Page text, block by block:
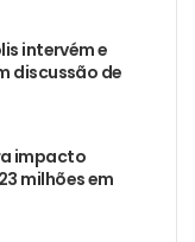
intervém e
discussão de
impacto
milhões em